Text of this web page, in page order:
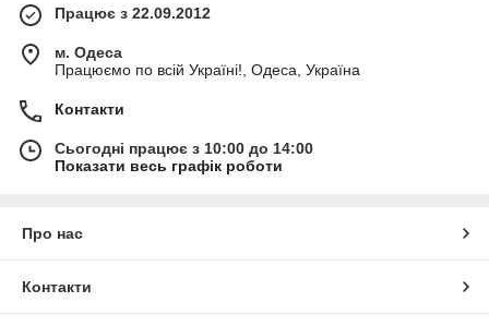
Працює з 22.09.2012
м. Одеса
Працюємо по всій Україні!, Одеса, Україна
Контакти
Сьогодні працює з 10:00 до 14:00
Показати весь графік роботи
Про нас
Контакти